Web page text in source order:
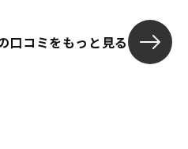
理方法では、
口コミをもっと見る